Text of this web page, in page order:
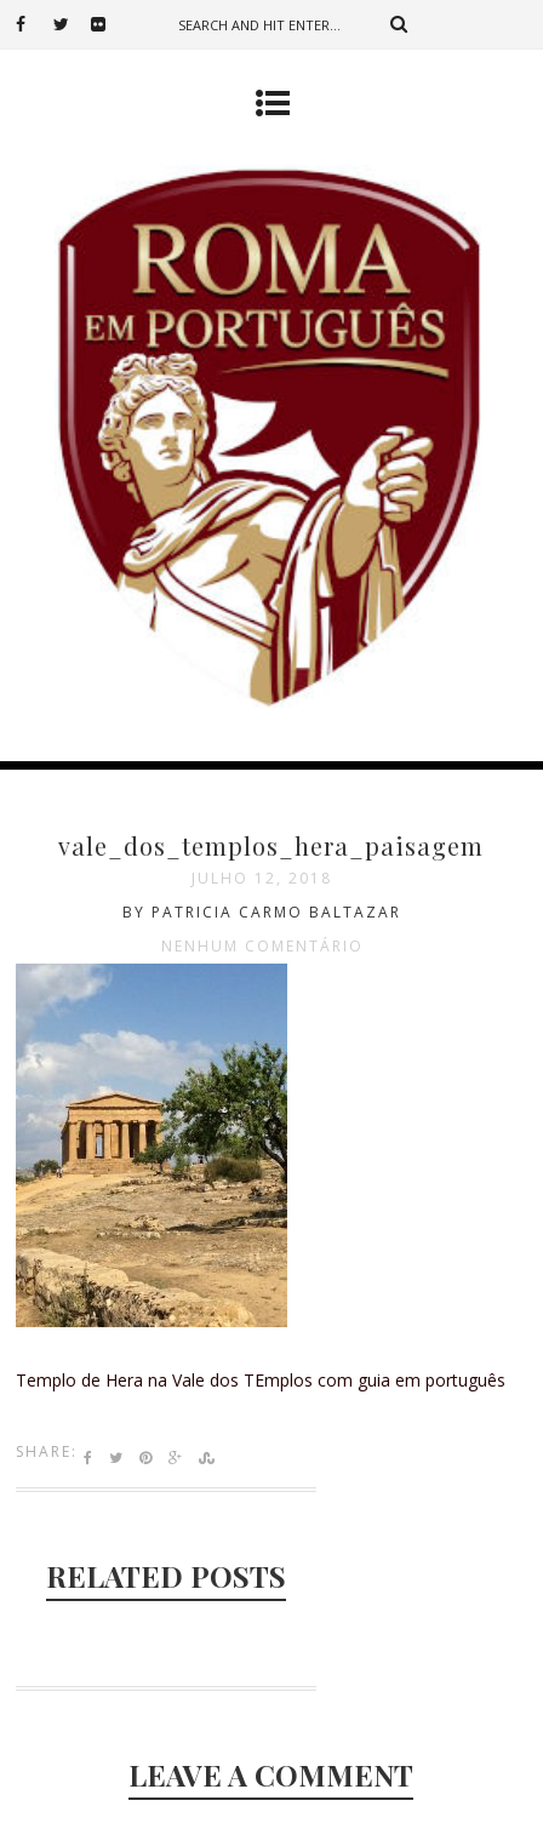
vale_dos_templos_hera_paisagem
JULHO 12, 2018
BY PATRICIA CARMO BALTAZAR
NENHUM COMENTÁRIO
Templo de Hera na Vale dos TEmplos com guia em português
SHARE:
RELATED POSTS
LEAVE A COMMENT